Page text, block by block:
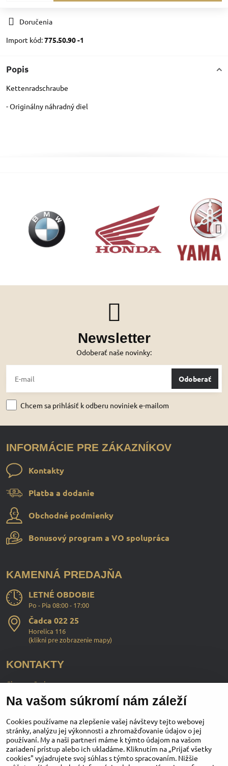
Doručenia
Import kód:775.50.90 -1
Popis
Kettenradschraube
- Originálny náhradný diel
Newsletter
Odoberať naše novinky:
Odoberať
Chcem sa prihlásiť k odberu noviniek e-mailom
INFORMÁCIE PRE ZÁKAZNÍKOV
Kontakty
Platba a dodanie
Obchodné podmienky
Bonusový program a VO spolupráca
KAMENNÁ PREDAJŇA
LETNÉ OBDOBIE
Po - Pia 08:00 - 17:00
Čadca 022 25
Horelica 116
(klikni pre zobrazenie mapy)
KONTAKTY
ChopperStyle s.r.o.
Ing. Martin Murčo
+421 911 364 555
obchod​@chopperstyle​.sk
Na vašom súkromí nám záleží
Cookies používame na zlepšenie vašej návštevy tejto webovej
stránky, analýzu jej výkonnosti a zhromažďovanie údajov o jej
používaní. My a naši partneri máme k týmto údajom na vašom
zariadení prístup alebo ich ukladáme. Kliknutím na „Prijať všetky
cookies" vyjadrujete svoj súhlas s týmto spracovaním. Nižšie